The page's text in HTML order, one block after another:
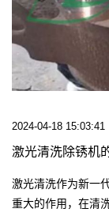
2024-04-18 15:03:41
激光清洗除锈机
激光清洗作为新一
重大的作用，在清